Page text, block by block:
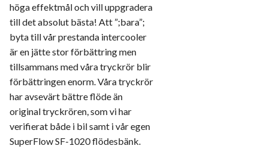
höga effektmål och vill uppgradera
till det absolut bästa! Att ”;bara”;
byta till vår prestanda intercooler
är en jätte stor förbättring men
tillsammans med våra tryckrör blir
förbättringen enorm. Våra tryckrör
har avsevärt bättre flöde än
original tryckrören, som vi har
verifierat både i bil samt i vår egen
SuperFlow SF-1020 flödesbänk.